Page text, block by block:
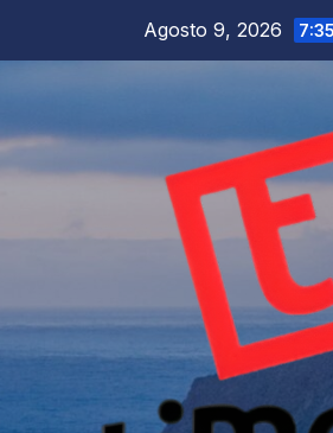
Agosto 9, 2026